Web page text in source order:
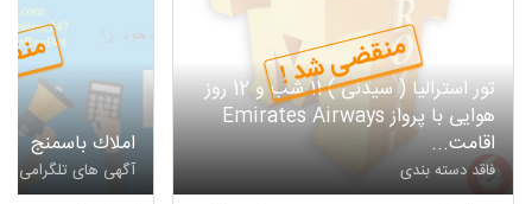
منقضی شد !
تور استرالیا ( سیدنی ) 11 شب و 12 روز
هوایی با پرواز Emirates Airways
اقامت...
فاقد دسته بندی
املاك باسمنج
آگهی های تلگرامی